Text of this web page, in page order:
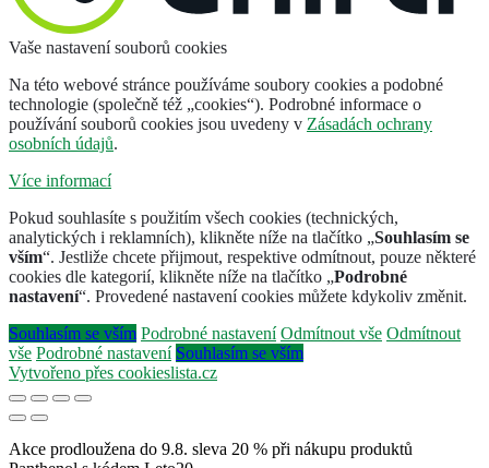
Vaše nastavení souborů cookies
Na této webové stránce používáme soubory cookies a podobné
technologie (společně též „cookies“). Podrobné informace o
používání souborů cookies jsou uvedeny v Zásadách ochrany
osobních údajů.
Více informací
Pokud souhlasíte s použitím všech cookies (technických,
analytických i reklamních), klikněte níže na tlačítko „Souhlasím se
vším“. Jestliže chcete přijmout, respektive odmítnout, pouze některé
cookies dle kategorií, klikněte níže na tlačítko „Podrobné
nastavení“. Provedené nastavení cookies můžete kdykoliv změnit.
Souhlasím se vším Podrobné nastavení Odmítnout vše Odmítnout
vše Podrobné nastavení Souhlasím se vším
Vytvořeno přes cookieslista.cz
Akce prodloužena do 9.8. sleva 20 % při nákupu produktů